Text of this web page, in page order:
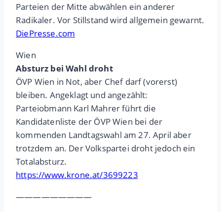
Parteien der Mitte abwählen ein anderer
Radikaler. Vor Stillstand wird allgemein gewarnt.
DiePresse.com
Wien
Absturz bei Wahl droht
ÖVP Wien in Not, aber Chef darf (vorerst)
bleiben. Angeklagt und angezählt:
Parteiobmann Karl Mahrer führt die
Kandidatenliste der ÖVP Wien bei der
kommenden Landtagswahl am 27. April aber
trotzdem an. Der Volkspartei droht jedoch ein
Totalabsturz.
https://www.krone.at/3699223
—————————